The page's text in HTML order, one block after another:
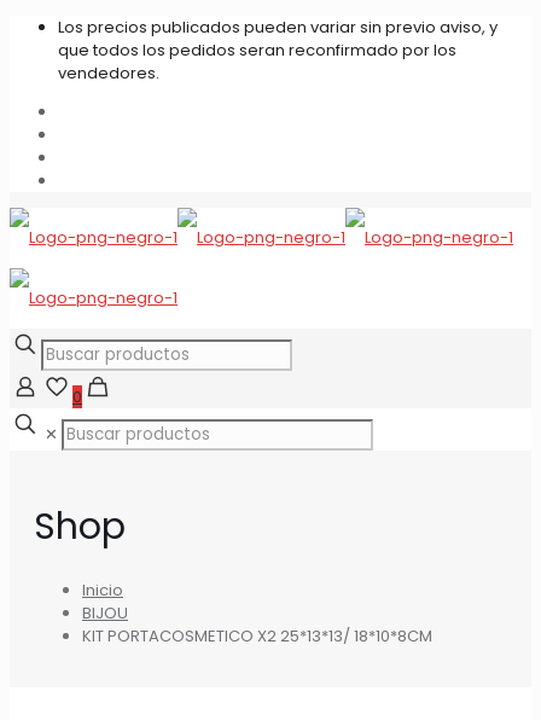
Los precios publicados pueden variar sin previo aviso, y
que todos los pedidos seran reconfirmado por los
vendedores.
0
✕
Shop
Inicio
BIJOU
KIT PORTACOSMETICO X2 25*13*13/ 18*10*8CM